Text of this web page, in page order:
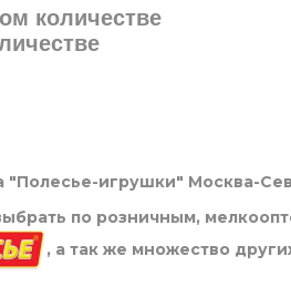
количестве
"Полесье-игрушки" Москва-
по розничным,
, а так же множество